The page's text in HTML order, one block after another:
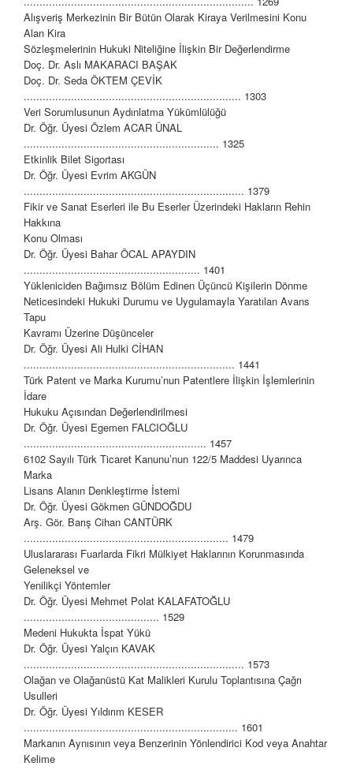
Alışveriş Merkezinin Bir Bütün Olarak Kiraya Verilmesini Konu
Alan Kira
Sözleşmelerinin Hukuki Niteliğine İlişkin Bir Değerlendirme
Doç. Dr. Aslı MAKARACI BAŞAK
Doç. Dr. Seda ÖKTEM ÇEVİK
..................................................................... 1303
Veri Sorumlusunun Aydınlatma Yükümlülüğü
Dr. Öğr. Üyesi Özlem ACAR ÜNAL
.............................................................. 1325
Etkinlik Bilet Sigortası
Dr. Öğr. Üyesi Evrim AKGÜN
...................................................................... 1379
Fikir ve Sanat Eserleri ile Bu Eserler Üzerindeki Hakların Rehin
Hakkına
Konu Olması
Dr. Öğr. Üyesi Bahar ÖCAL APAYDIN
........................................................ 1401
Yükleniciden Bağımsız Bölüm Edinen Üçüncü Kişilerin Dönme
Neticesindeki Hukuki Durumu ve Uygulamayla Yaratılan Avans
Tapu
Kavramı Üzerine Düşünceler
Dr. Öğr. Üyesi Ali Hulki CİHAN
................................................................... 1441
Türk Patent ve Marka Kurumu’nun Patentlere İlişkin İşlemlerinin
İdare
Hukuku Açısından Değerlendirilmesi
Dr. Öğr. Üyesi Egemen FALCIOĞLU
.......................................................... 1457
6102 Sayılı Türk Ticaret Kanunu’nun 122/5 Maddesi Uyarınca
Marka
Lisans Alanın Denkleştirme İstemi
Dr. Öğr. Üyesi Gökmen GÜNDOĞDU
Arş. Gör. Barış Cihan CANTÜRK
................................................................. 1479
Uluslararası Fuarlarda Fikri Mülkiyet Haklarının Korunmasında
Geleneksel ve
Yenilikçi Yöntemler
Dr. Öğr. Üyesi Mehmet Polat KALAFATOĞLU
........................................... 1529
Medeni Hukukta İspat Yükü
Dr. Öğr. Üyesi Yalçın KAVAK
...................................................................... 1573
Olağan ve Olağanüstü Kat Malikleri Kurulu Toplantısına Çağrı
Usulleri
Dr. Öğr. Üyesi Yıldırım KESER
.................................................................... 1601
Markanın Aynısının veya Benzerinin Yönlendirici Kod veya Anahtar
Kelime